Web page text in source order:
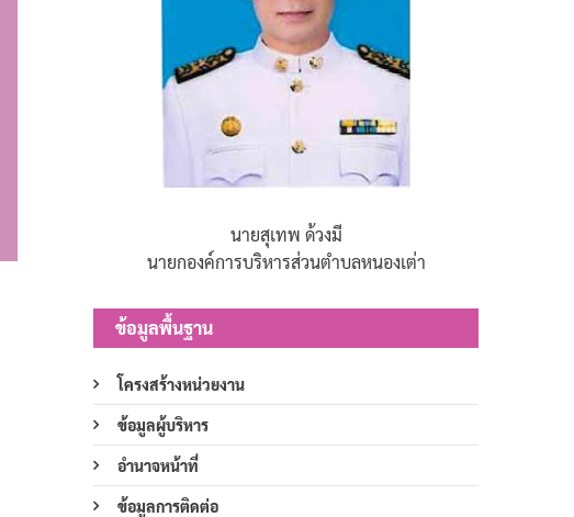
นายสุเทพ ด้วงมี
นายกองค์การบริหารส่วนตำบลหนองเต่า
ข้อมูลพื้นฐาน
โครงสร้างหน่วยงาน
ข้อมูลผู้บริหาร
อำนาจหน้าที่
ข้อมูลการติดต่อ